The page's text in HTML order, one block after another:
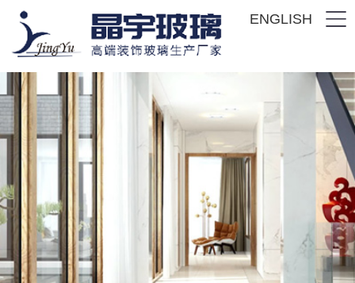
ENGLISH